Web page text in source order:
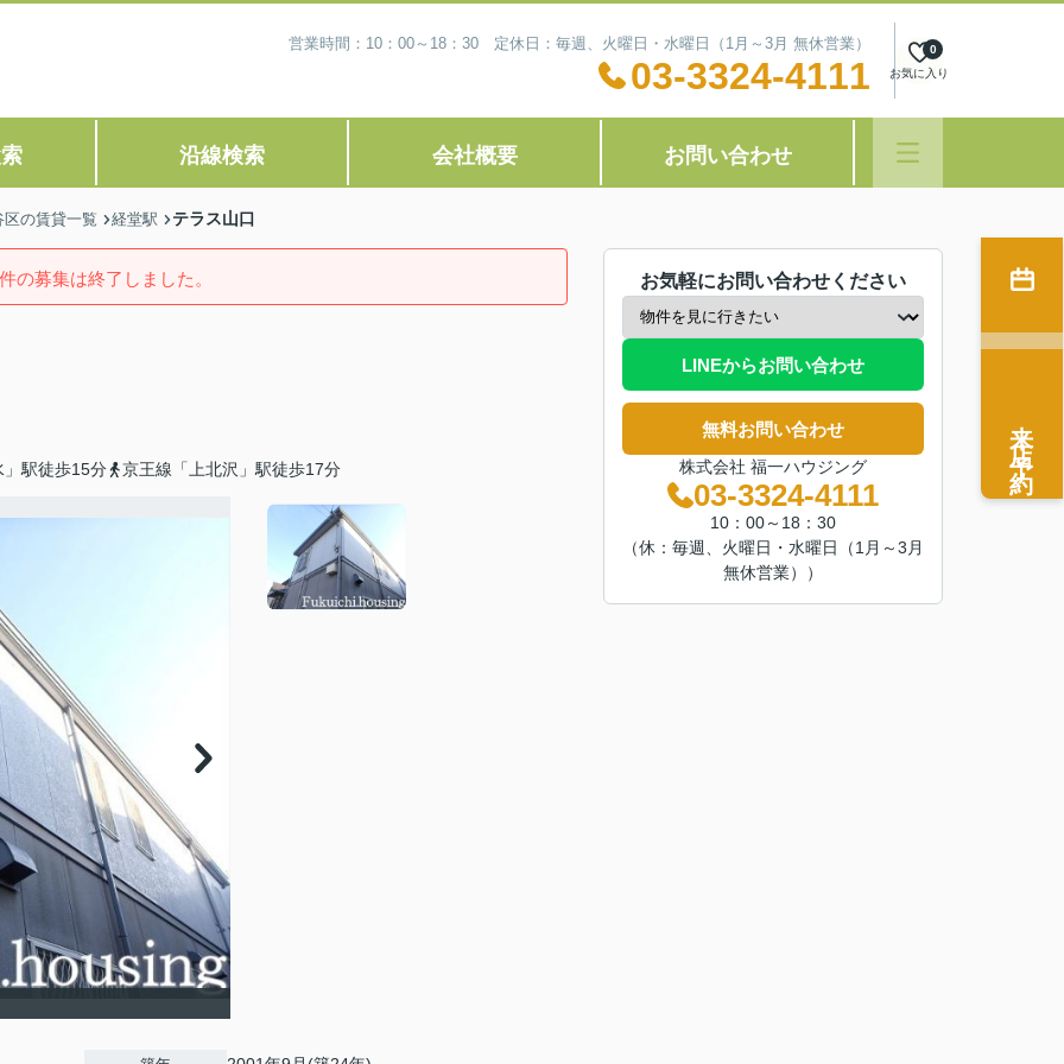
営業時間：10：00～18：30 定休日：毎週、火曜日・水曜日（1月～3月 無休営業）
03-3324-4111 お気に入り
0
沿線検索 会社概要 お問い合わせ
区の賃貸一覧 経堂駅 テラス山口
の募集は終了しました。
駅徒歩15分 京王線「上北沢」駅徒歩17分
お気軽にお問い合わせください
LINEからお問い合わせ
無料お問い合わせ
株式会社 福一ハウジング
03-3324-4111
10：00～18：30
（休：毎週、火曜日・水曜日（1月～3月
無休営業））
来店予約